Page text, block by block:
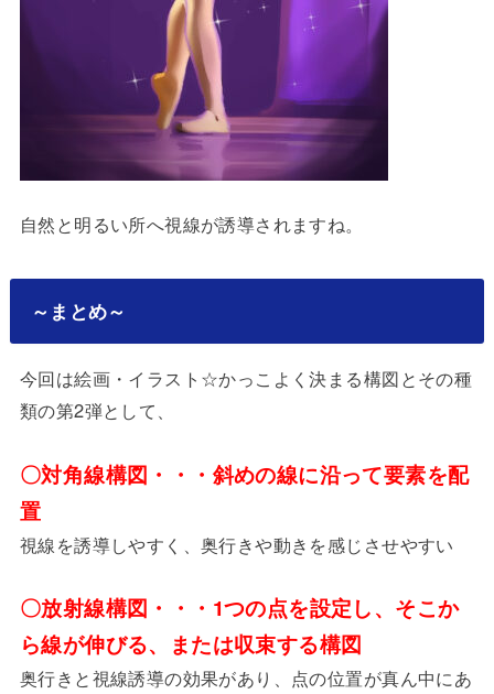
自然と明るい所へ視線が誘導されますね。
～まとめ～
今回は絵画・イラスト☆かっこよく決まる構図とその種
類の第2弾として、
〇対角線構図・・・斜めの線に沿って要素を配
置
視線を誘導しやすく、奥行きや動きを感じさせやすい
〇放射線構図・・・1つの点を設定し、そこか
ら線が伸びる、または収束する構図
奥行きと視線誘導の効果があり、点の位置が真ん中にあ